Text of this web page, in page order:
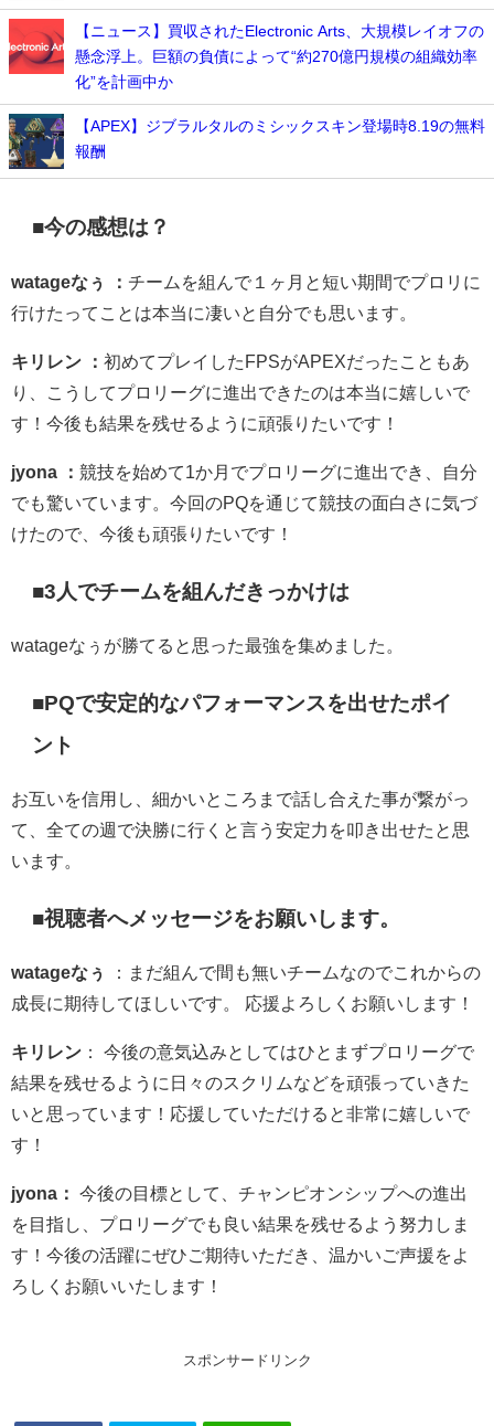
【ニュース】買収されたElectronic Arts、大規模レイオフの
懸念浮上。巨額の負債によって“約270億円規模の組織効率
化”を計画中か
【APEX】ジブラルタルのミシックスキン登場時8.19の無料
報酬
■今の感想は？
watageなぅ ： チームを組んで１ヶ月と短い期間でプロリに
行けたってことは本当に凄いと自分でも思います。
キリレン ： 初めてプレイしたFPSがAPEXだったこともあ
り、こうしてプロリーグに進出できたのは本当に嬉しいで
す！今後も結果を残せるように頑張りたいです！
jyona ： 競技を始めて1か月でプロリーグに進出でき、自分
でも驚いています。今回のPQを通じて競技の面白さに気づ
けたので、今後も頑張りたいです！
■3人でチームを組んだきっかけは
watageなぅが勝てると思った最強を集めました。
■PQで安定的なパフォーマンスを出せたポイ
ント
お互いを信用し、細かいところまで話し合えた事が繋がっ
て、全ての週で決勝に行くと言う安定力を叩き出せたと思
います。
■視聴者へメッセージをお願いします。
watageなぅ
：まだ組んで間も無いチームなのでこれからの
成長に期待してほしいです。 応援よろしくお願いします！
キリレン ： 今後の意気込みとしてはひとまずプロリーグで
結果を残せるように日々のスクリムなどを頑張っていきた
いと思っています！応援していただけると非常に嬉しいで
す！
jyona：
今後の目標として、チャンピオンシップへの進出
を目指し、プロリーグでも良い結果を残せるよう努力しま
す！今後の活躍にぜひご期待いただき、温かいご声援をよ
ろしくお願いいたします！
スポンサードリンク